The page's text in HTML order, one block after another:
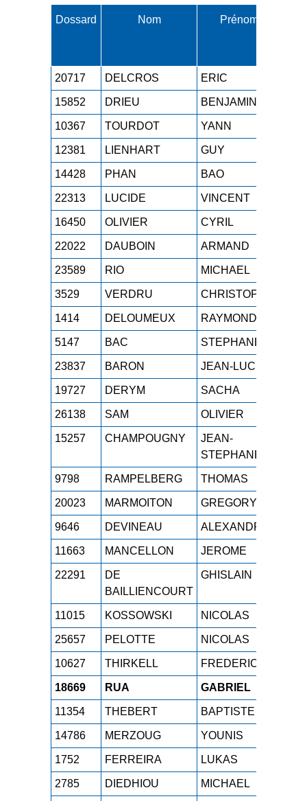
Dossard Nom Prénom
20717 DELCROS ERIC
15852 DRIEU BENJAMIN
10367 TOURDOT YANN
12381 LIENHART GUY
14428 PHAN BAO
22313 LUCIDE VINCENT
16450 OLIVIER CYRIL
22022 DAUBOIN ARMAND
23589 RIO MICHAEL
3529 VERDRU CHRISTOPHE
1414 DELOUMEUX RAYMOND
5147 BAC STEPHANE
23837 BARON JEAN-LUC
19727 DERYM SACHA
26138 SAM OLIVIER
15257 CHAMPOUGNY
JEAN-
STEPHANE
9798 RAMPELBERG THOMAS
20023 MARMOITON GREGORY
9646 DEVINEAU ALEXANDRE
11663 MANCELLON JEROME
22291
DE
BAILLIENCOURT
GHISLAIN
11015 KOSSOWSKI NICOLAS
25657 PELOTTE NICOLAS
10627 THIRKELL FREDERIC
18669 RUA GABRIEL
11354 THEBERT BAPTISTE
14786 MERZOUG YOUNIS
1752 FERREIRA LUKAS
2785 DIEDHIOU MICHAEL